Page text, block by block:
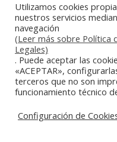
PARTICULARES
COCINAS
COCINAS
COCINAS
Cocinas
personalizadas
Cocinas profesionales
monoblock a medida
Utilizamos cookies
nuestros servicios
navegación
(Leer más sobre Política
Legales)
. Puede aceptar las
«ACEPTAR»,
terceros que no son
funcionamiento técnico
Configuración de